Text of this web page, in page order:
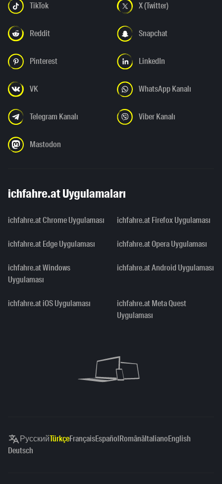
TikTok X (Twitter)
Reddit Snapchat
Pinterest LinkedIn
VK WhatsApp Kanalı
Telegram Kanalı Viber Kanalı
Mastodon
ichfahre.at Uygulamaları
ichfahre.at Chrome Uygulaması ichfahre.at Firefox Uygulaması
ichfahre.at Edge Uygulaması ichfahre.at Opera Uygulaması
ichfahre.at Windows
Uygulaması
ichfahre.at Android Uygulaması
ichfahre.at iOS Uygulaması
ichfahre.at Meta Quest
Uygulaması
РусскийTürkçeFrançaisEspañolRomânăItalianoEnglish
Deutsch